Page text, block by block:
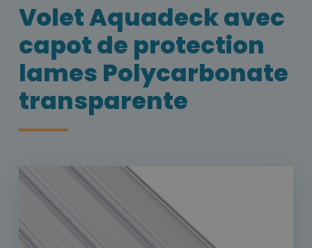
Volet Aquadeck avec
capot de protection
lames Polycarbonate
transparente